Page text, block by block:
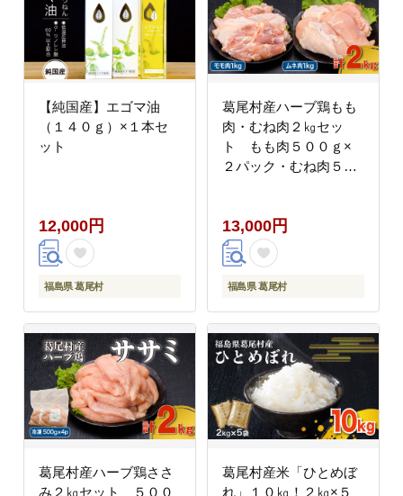
【純国産】エゴマ油
（１４０ｇ）×１本セ
ット
12,000円
福島県 葛尾村
葛尾村産ハーブ鶏もも
肉・むね肉２㎏セッ
ト もも肉５００ｇ×
２パック・むね肉５０
13,000円
福島県 葛尾村
葛尾村産ハーブ鶏ささ
み２㎏セット ５００
葛尾村産米「ひとめぼ
れ」１０㎏！２㎏×５